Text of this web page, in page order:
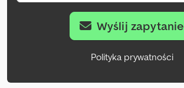
Wyślij zapytanie
Polityka prywatności